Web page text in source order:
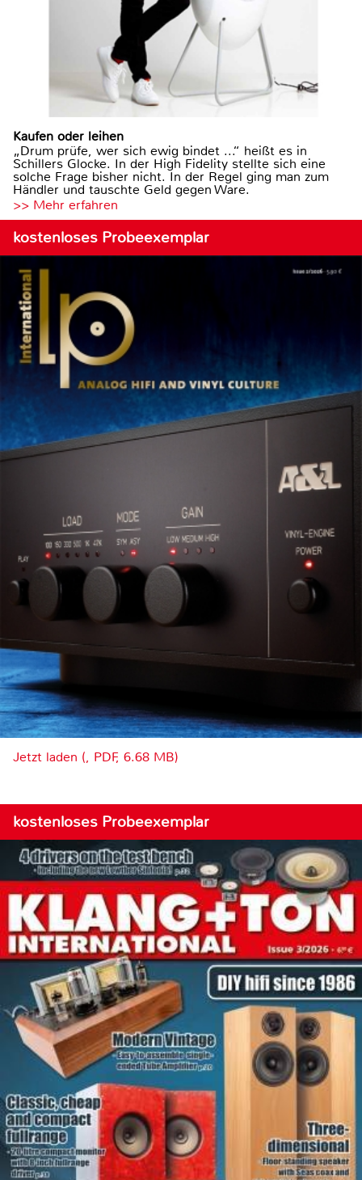
Kaufen oder leihen
„Drum prüfe, wer sich ewig bindet ...“ heißt es in
Schillers Glocke. In der High Fidelity stellte sich eine
solche Frage bisher nicht. In der Regel ging man zum
Händler und tauschte Geld gegen Ware.
>> Mehr erfahren
kostenloses Probeexemplar
Jetzt laden (, PDF, 6.68 MB)
kostenloses Probeexemplar